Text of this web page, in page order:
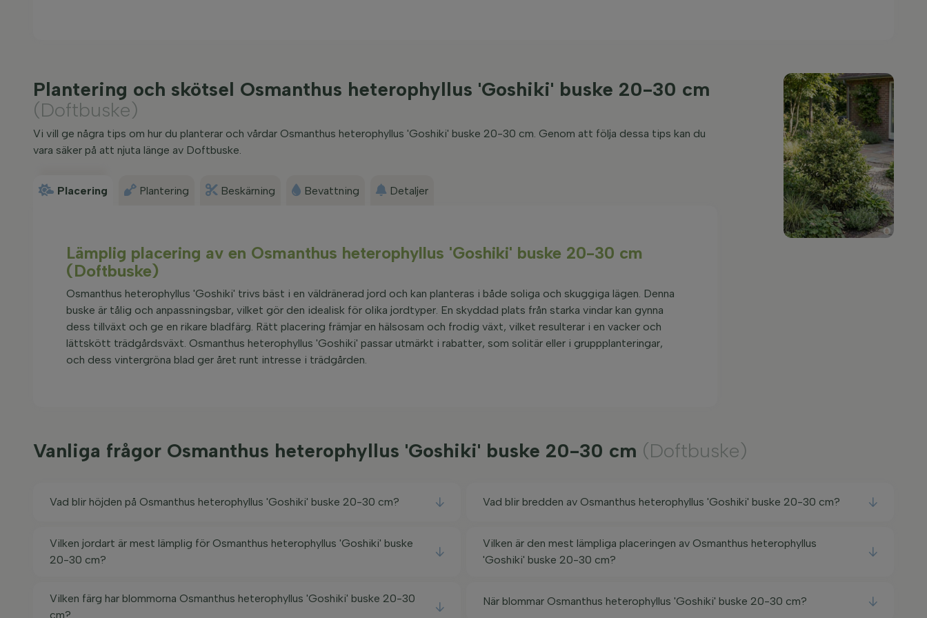
Plantering och skötsel Osmanthus heterophyllus 'Goshiki' buske 20-30 cm
(Doftbuske)
Vi vill ge några tips om hur du planterar och vårdar Osmanthus heterophyllus 'Goshiki' buske 20-30 cm. Genom att följa dessa tips kan du
vara säker på att njuta länge av Doftbuske.
Placering Plantering Beskärning Bevattning Detaljer
Lämplig placering av en Osmanthus heterophyllus 'Goshiki' buske 20-30 cm
(Doftbuske)
Osmanthus heterophyllus 'Goshiki' trivs bäst i en väldränerad jord och kan planteras i både soliga och skuggiga lägen. Denna
buske är tålig och anpassningsbar, vilket gör den idealisk för olika jordtyper. En skyddad plats från starka vindar kan gynna
dess tillväxt och ge en rikare bladfärg. Rätt placering främjar en hälsosam och frodig växt, vilket resulterar i en vacker och
lättskött trädgårdsväxt. Osmanthus heterophyllus 'Goshiki' passar utmärkt i rabatter, som solitär eller i gruppplanteringar,
och dess vintergröna blad ger året runt intresse i trädgården.
Vanliga frågor Osmanthus heterophyllus 'Goshiki' buske 20-30 cm (Doftbuske)
Vad blir höjden på Osmanthus heterophyllus 'Goshiki' buske 20-30 cm? Vad blir bredden av Osmanthus heterophyllus 'Goshiki' buske 20-30 cm?
Vilken jordart är mest lämplig för Osmanthus heterophyllus 'Goshiki' buske
20-30 cm?
Vilken är den mest lämpliga placeringen av Osmanthus heterophyllus
'Goshiki' buske 20-30 cm?
Vilken färg har blommorna Osmanthus heterophyllus 'Goshiki' buske 20-30
cm?
När blommar Osmanthus heterophyllus 'Goshiki' buske 20-30 cm?